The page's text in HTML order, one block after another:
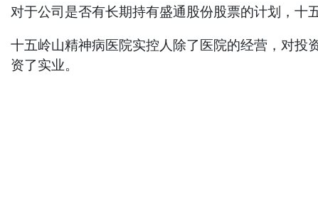
对于公司是否有长期持有盛通股份股票的计划，十
十五岭山精神病医院实控人除了医院的经营，对投
资了实业。